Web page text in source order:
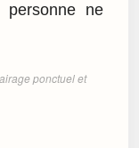
ne
ponctuel et